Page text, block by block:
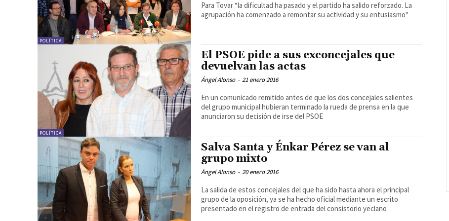
POLÍTICA
Para Tovar “la dificultad ha pasado y el partido ha salido reforzado. La
agrupación ha comenzado a remontar su actividad y su entusiasmo"
POLÍTICA
El PSOE pide a sus exconcejales que
devuelvan las actas
Ángel Alonso - 21 enero 2016
En un comunicado remitido antes de que los dos concejales salientes
del grupo municipal hubieran terminado la rueda de prensa en la que
anunciaron su decisión de irse del PSOE
Salva Santa y Énkar Pérez se van al
grupo mixto
Ángel Alonso - 20 enero 2016
La salida de estos concejales del que ha sido hasta ahora el principal
grupo de la oposición, ya se ha hecho oficial mediante un escrito
presentado en el registro de entrada del consistorio yeclano